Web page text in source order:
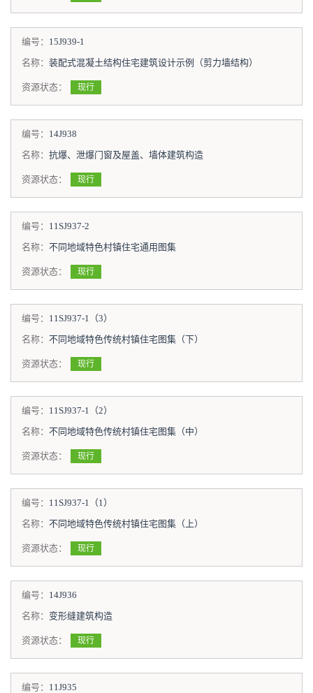
编号： 15J939-1
名称： 装配式混凝土结构住宅建筑设计示例（剪力墙结构）
资源状态： 现行
编号： 14J938
名称： 抗爆、泄爆门窗及屋盖、墙体建筑构造
资源状态： 现行
编号： 11SJ937-2
名称： 不同地域特色村镇住宅通用图集
资源状态： 现行
编号： 11SJ937-1（3）
名称： 不同地域特色传统村镇住宅图集（下）
资源状态： 现行
编号： 11SJ937-1（2）
名称： 不同地域特色传统村镇住宅图集（中）
资源状态： 现行
编号： 11SJ937-1（1）
名称： 不同地域特色传统村镇住宅图集（上）
资源状态： 现行
编号： 14J936
名称： 变形缝建筑构造
资源状态： 现行
编号： 11J935